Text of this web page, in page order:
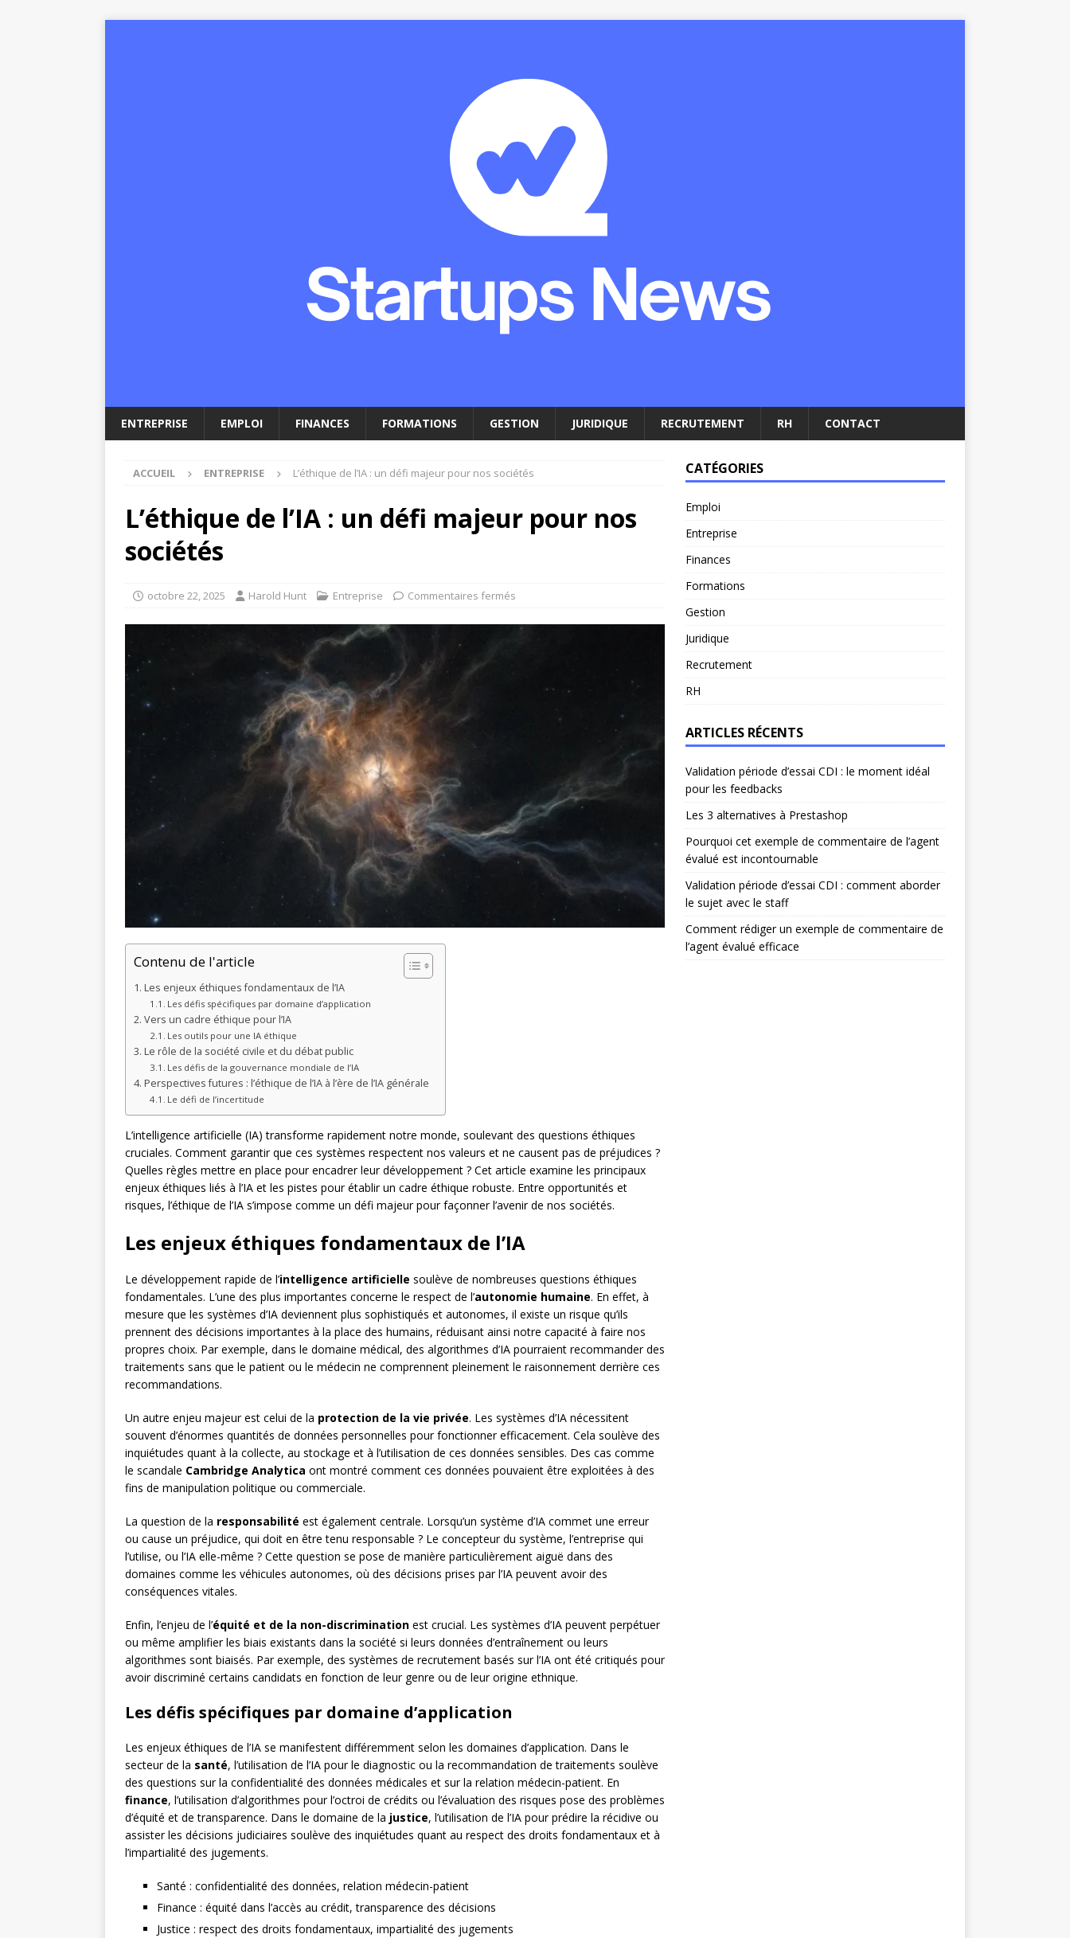
ENTREPRISE EMPLOI FINANCES FORMATIONS GESTION JURIDIQUE RECRUTEMENT RH CONTACT
ACCUEIL ENTREPRISE L’éthique de l’IA : un défi majeur pour nos sociétés
L’éthique de l’IA : un défi majeur pour nos
sociétés
octobre 22, 2025 Harold Hunt Entreprise Commentaires fermés
Contenu de l'article
Les enjeux éthiques fondamentaux de l’IA
Les défis spécifiques par domaine d’application
Vers un cadre éthique pour l’IA
Les outils pour une IA éthique
Le rôle de la société civile et du débat public
Les défis de la gouvernance mondiale de l’IA
Perspectives futures : l’éthique de l’IA à l’ère de l’IA générale
Le défi de l’incertitude
L’intelligence artificielle (IA) transforme rapidement notre monde, soulevant des questions éthiques
cruciales. Comment garantir que ces systèmes respectent nos valeurs et ne causent pas de préjudices ?
Quelles règles mettre en place pour encadrer leur développement ? Cet article examine les principaux
enjeux éthiques liés à l’IA et les pistes pour établir un cadre éthique robuste. Entre opportunités et
risques, l’éthique de l’IA s’impose comme un défi majeur pour façonner l’avenir de nos sociétés.
Les enjeux éthiques fondamentaux de l’IA
Le développement rapide de l’intelligence artificielle soulève de nombreuses questions éthiques
fondamentales. L’une des plus importantes concerne le respect de l’autonomie humaine. En effet, à
mesure que les systèmes d’IA deviennent plus sophistiqués et autonomes, il existe un risque qu’ils
prennent des décisions importantes à la place des humains, réduisant ainsi notre capacité à faire nos
propres choix. Par exemple, dans le domaine médical, des algorithmes d’IA pourraient recommander des
traitements sans que le patient ou le médecin ne comprennent pleinement le raisonnement derrière ces
recommandations.
Un autre enjeu majeur est celui de la protection de la vie privée. Les systèmes d’IA nécessitent
souvent d’énormes quantités de données personnelles pour fonctionner efficacement. Cela soulève des
inquiétudes quant à la collecte, au stockage et à l’utilisation de ces données sensibles. Des cas comme
le scandale Cambridge Analytica ont montré comment ces données pouvaient être exploitées à des
fins de manipulation politique ou commerciale.
La question de la responsabilité est également centrale. Lorsqu’un système d’IA commet une erreur
ou cause un préjudice, qui doit en être tenu responsable ? Le concepteur du système, l’entreprise qui
l’utilise, ou l’IA elle-même ? Cette question se pose de manière particulièrement aiguë dans des
domaines comme les véhicules autonomes, où des décisions prises par l’IA peuvent avoir des
conséquences vitales.
Enfin, l’enjeu de l’équité et de la non-discrimination est crucial. Les systèmes d’IA peuvent perpétuer
ou même amplifier les biais existants dans la société si leurs données d’entraînement ou leurs
algorithmes sont biaisés. Par exemple, des systèmes de recrutement basés sur l’IA ont été critiqués pour
avoir discriminé certains candidats en fonction de leur genre ou de leur origine ethnique.
Les défis spécifiques par domaine d’application
Les enjeux éthiques de l’IA se manifestent différemment selon les domaines d’application. Dans le
secteur de la santé, l’utilisation de l’IA pour le diagnostic ou la recommandation de traitements soulève
des questions sur la confidentialité des données médicales et sur la relation médecin-patient. En
finance, l’utilisation d’algorithmes pour l’octroi de crédits ou l’évaluation des risques pose des problèmes
d’équité et de transparence. Dans le domaine de la justice, l’utilisation de l’IA pour prédire la récidive ou
assister les décisions judiciaires soulève des inquiétudes quant au respect des droits fondamentaux et à
l’impartialité des jugements.
Santé : confidentialité des données, relation médecin-patient
Finance : équité dans l’accès au crédit, transparence des décisions
Justice : respect des droits fondamentaux, impartialité des jugements
CATÉGORIES
Emploi
Entreprise
Finances
Formations
Gestion
Juridique
Recrutement
RH
ARTICLES RÉCENTS
Validation période d’essai CDI : le moment idéal
pour les feedbacks
Les 3 alternatives à Prestashop
Pourquoi cet exemple de commentaire de l’agent
évalué est incontournable
Validation période d’essai CDI : comment aborder
le sujet avec le staff
Comment rédiger un exemple de commentaire de
l’agent évalué efficace